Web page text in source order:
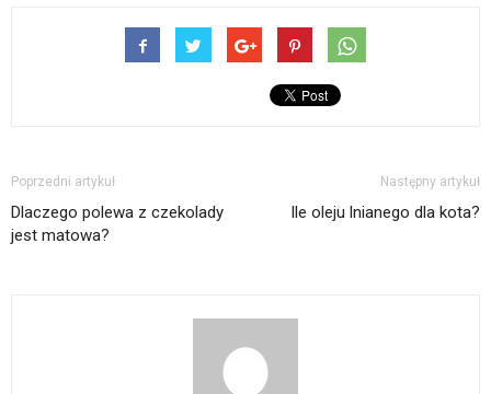
Poprzedni artykuł
Dlaczego polewa z czekolady
jest matowa?
Następny artykuł
Ile oleju lnianego dla kota?